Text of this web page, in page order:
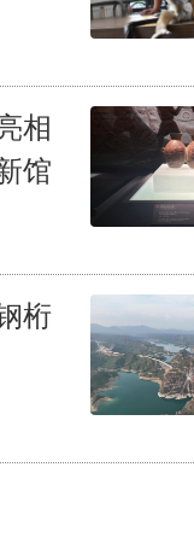
相
馆
桁